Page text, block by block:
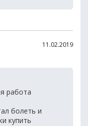
11.02.2019
работа
болеть и
купить